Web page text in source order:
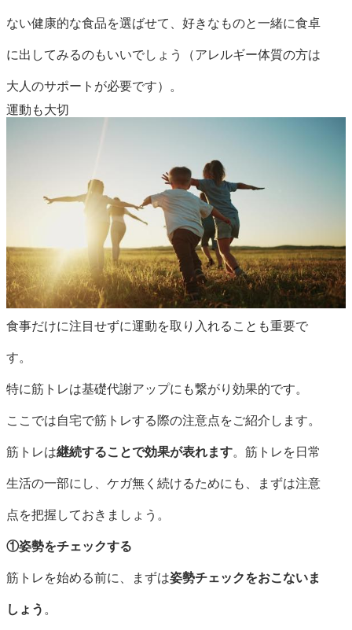
ない健康的な食品を選ばせて、好きなものと一緒に食卓
に出してみるのもいいでしょう（アレルギー体質の方は
大人のサポートが必要です）。
運動も大切
食事だけに注目せずに運動を取り入れることも重要で
す。
特に筋トレは基礎代謝アップにも繋がり効果的です。
ここでは自宅で筋トレする際の注意点をご紹介します。
筋トレは継続することで効果が表れます。筋トレを日常
生活の一部にし、ケガ無く続けるためにも、まずは注意
点を把握しておきましょう。
①姿勢をチェックする
筋トレを始める前に、まずは姿勢チェックをおこないま
しょう 。